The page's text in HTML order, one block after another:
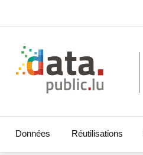
Données Réutilisations